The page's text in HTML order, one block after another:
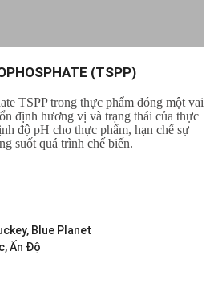
(TSPP)
TSPP trong thực phẩm đóng một vai
định hương vị và trạng thái của thực
độ pH cho thực phẩm, hạn chế sự
suốt quá trình chế biến.
Blue Planet
Ấn Độ